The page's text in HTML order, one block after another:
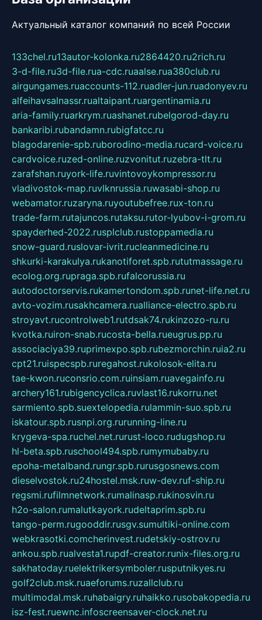
Актуальный каталог компаний по всей России
133chel.ru13autor-kolonka.ru2864420.ru2rich.ru
3-d-file.ru3d-file.rua-cdc.ruaalse.rua380club.ru
airgungames.ruaccounts-112.ruadler-jun.ruadonyev.ru
alfeihavsalnassr.rualtaipant.ruargentinamia.ru
aria-family.ruarkrym.ruashanet.rubelgorod-day.ru
bankaribi.rubandamn.rubigfatcc.ru
blagodarenie-spb.ruborodino-media.rucard-voice.ru
cardvoice.ruzed-online.ruzvonitut.ruzebra-tlt.ru
zarafshan.ruyork-life.ruvintovoykompressor.ru
vladivostok-map.ruvlknrussia.ruwasabi-shop.ru
webamator.ruzaryna.ruyoutubefree.rux-ton.ru
trade-farm.rutajuncos.rutaksu.rutor-lyubov-i-grom.ru
spayderhed-2022.rusplclub.rustoppamedia.ru
snow-guard.ruslovar-ivrit.rucleanmedicine.ru
shkurki-karakulya.rukanotiforet.spb.rututmassage.ru
ecolog.org.rupraga.spb.rufalcorussia.ru
autodoctorservis.rukamertondom.spb.runet-life.net.ru
avto-vozim.rusakhcamera.rualliance-electro.spb.ru
stroyavt.rucontrolweb1.rutdsak74.rukinzozo-ru.ru
kvotka.ruiron-snab.rucosta-bella.rueugrus.pp.ru
associaciya39.ruprimexpo.spb.rubezmorchin.ruia2.ru
cpt21.ruispecspb.ruregahost.rukolosok-elita.ru
tae-kwon.ruconsrio.com.ruinsiam.ruavegainfo.ru
archery161.rubigencyclica.ruvlast16.rukorru.net
sarmiento.spb.suextelopedia.rulammin-suo.spb.ru
iskatour.spb.rusnpi.org.rurunning-line.ru
krygeva-spa.ruchel.net.rurust-loco.rudugshop.ru
hl-beta.spb.ruschool494.spb.rumymubaby.ru
epoha-metalband.rungr.spb.rurusgosnews.com
dieselvostok.ru24hostel.msk.ruw-dev.ruf-ship.ru
regsmi.rufilmnetwork.rumalinasp.rukinosvin.ru
h2o-salon.rumalutkayork.rudeltaprim.spb.ru
tango-perm.rugooddir.rusgv.sumultiki-online.com
webkrasotki.comcherinvest.rudetskiy-ostrov.ru
ankou.spb.rualvesta1.rupdf-creator.runix-files.org.ru
sakhatoday.ruelektrikersymboler.rusputnikyes.ru
golf2club.msk.ruaeforums.ruzallclub.ru
multimodal.msk.ruhabaigry.ruhaikko.rusobakopedia.ru
isz-fest.ruewnc.infoscreensaver-clock.net.ru